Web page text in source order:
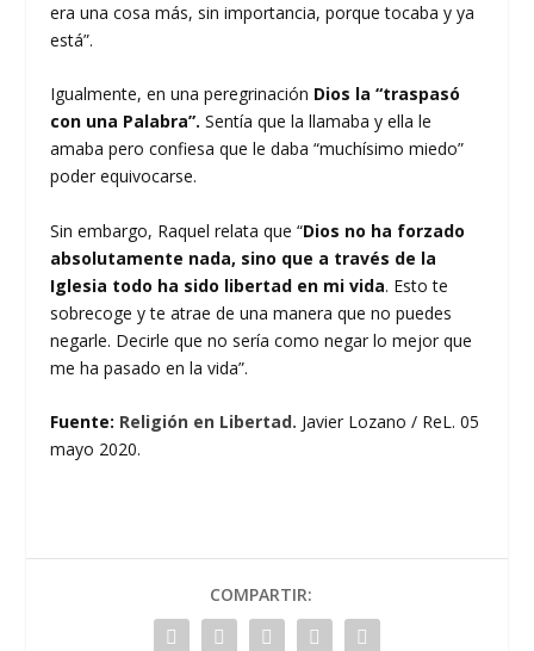
era una cosa más, sin importancia, porque tocaba y ya
está”.
Igualmente, en una peregrinación Dios la “traspasó
con una Palabra”. Sentía que la llamaba y ella le
amaba pero confiesa que le daba “muchísimo miedo”
poder equivocarse.
Sin embargo, Raquel relata que “Dios no ha forzado
absolutamente nada, sino que a través de la
Iglesia todo ha sido libertad en mi vida. Esto te
sobrecoge y te atrae de una manera que no puedes
negarle. Decirle que no sería como negar lo mejor que
me ha pasado en la vida”.
Fuente: Religión en Libertad. Javier Lozano / ReL. 05
mayo 2020.
COMPARTIR: